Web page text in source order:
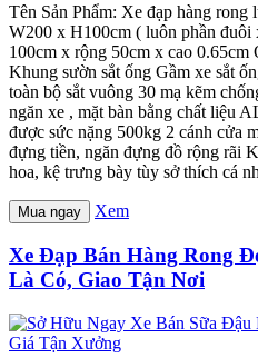
Tên Sản Phẩm: Xe đạp hàng
W200 x H100cm ( luôn phần
100cm x rộng 50cm x cao
Khung sườn sắt ống Gầm xe sắt
toàn bộ sắt vuông 30 mạ kẽm
ngăn xe , mặt bàn bằng chất liệu
được sức nặng 500kg 2 cánh cửa
đựng tiền, ngăn đựng đồ rộng rãi
hoa, kệ trưng bày tùy sở thích cá
Mua ngay Xem
Xe Đạp Bán Hàng Rong
Là Có, Giao Tận Nơi